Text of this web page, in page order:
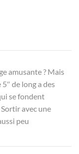
amusante ? Mais
de long a des
se fondent
avec une
peu